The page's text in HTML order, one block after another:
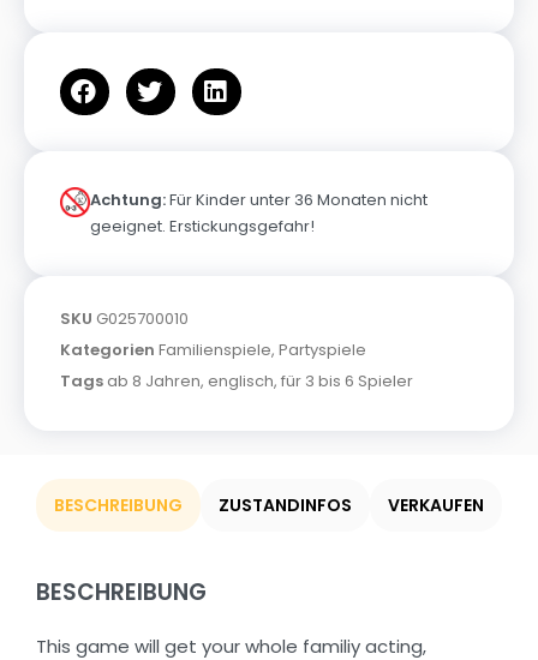
Achtung:Für Kinder unter 36 Monaten nicht
geeignet. Erstickungsgefahr!
SKU G025700010
Kategorien Familienspiele, Partyspiele
Tags ab 8 Jahren, englisch, für 3 bis 6 Spieler
BESCHREIBUNG ZUSTANDINFOS VERKAUFEN
BESCHREIBUNG
This game will get your whole familiy acting,